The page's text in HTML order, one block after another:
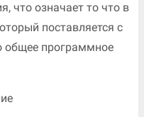
что означает то что в
поставляется с
общее программное